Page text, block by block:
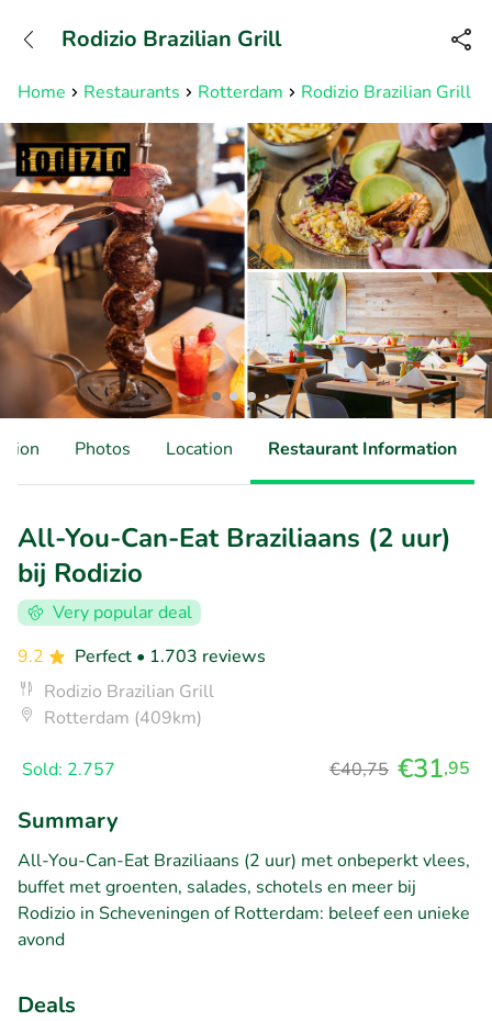
Available until 23:00
Home Restaurants Rotterdam Rodizio Brazilian Grill
Rodizio Brazilian Grill
Photos Location Restaurant Information
All-You-Can-Eat Braziliaans (2 uur)
bij Rodizio
Very popular deal
9.2
Perfect • 1.703 reviews
Rodizio Brazilian Grill
Rotterdam (409km)
Sold: 2.757 €40,75 €31,95
Summary
All-You-Can-Eat Braziliaans (2 uur) met onbeperkt vlees,
buffet met groenten, salades, schotels en meer bij
Rodizio in Scheveningen of Rotterdam: beleef een unieke
avond
Deals